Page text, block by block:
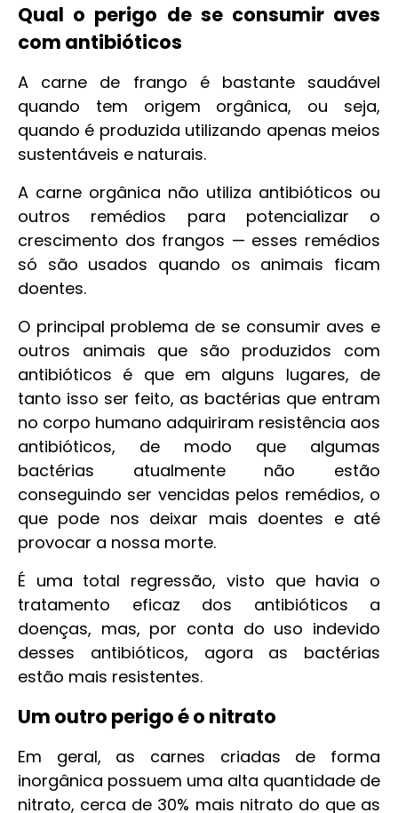
Qual o perigo de se consumir aves
com antibióticos
A carne de frango é bastante saudável
quando tem origem orgânica, ou seja,
quando é produzida utilizando apenas meios
sustentáveis e naturais.
A carne orgânica não utiliza antibióticos ou
outros remédios para potencializar o
crescimento dos frangos — esses remédios
só são usados quando os animais ficam
doentes.
O principal problema de se consumir aves e
outros animais que são produzidos com
antibióticos é que em alguns lugares, de
tanto isso ser feito, as bactérias que entram
no corpo humano adquiriram resistência aos
antibióticos, de modo que algumas
bactérias atualmente não estão
conseguindo ser vencidas pelos remédios, o
que pode nos deixar mais doentes e até
provocar a nossa morte.
É uma total regressão, visto que havia o
tratamento eficaz dos antibióticos a
doenças, mas, por conta do uso indevido
desses antibióticos, agora as bactérias
estão mais resistentes.
Um outro perigo é o nitrato
Em geral, as carnes criadas de forma
inorgânica possuem uma alta quantidade de
nitrato, cerca de 30% mais nitrato do que as